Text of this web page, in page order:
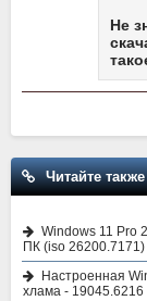
Не
Читайте
Windows 11 Pro
ПК (iso 26200.7171)
Настроенная
хлама - 19045.6216